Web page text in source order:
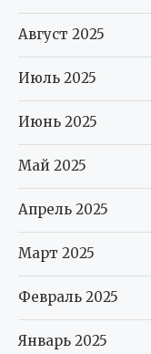
Август 2025
Июль 2025
Июнь 2025
Май 2025
Апрель 2025
Март 2025
Февраль 2025
Январь 2025